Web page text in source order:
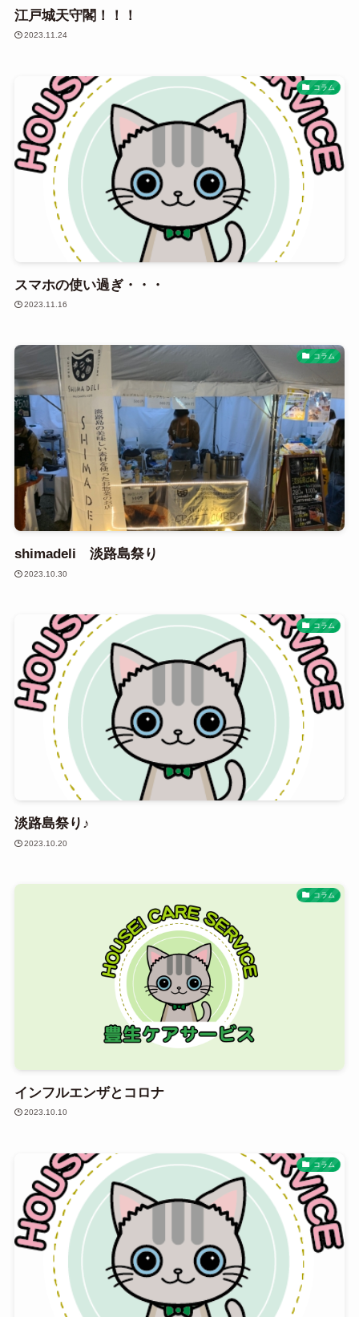
江戸城天守閣！！！
2023.11.24
コラム
スマホの使い過ぎ・・・
2023.11.16
コラム
shimadeli 淡路島祭り
2023.10.30
コラム
淡路島祭り♪
2023.10.20
コラム
インフルエンザとコロナ
2023.10.10
コラム